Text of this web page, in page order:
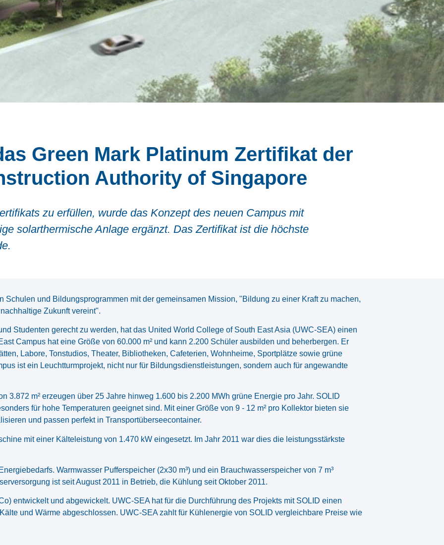
Green Mark Platinum Zertifikat der
Authority of Singapore
zu erfüllen, wurde das Konzept des neuen Campus mit
solarthermische Anlage ergänzt. Das Zertifikat ist die höchste
und Bildungsprogrammen mit der gemeinsamen Mission, "Bildung zu einer Kraft zu machen,
Zukunft vereint".
Studenten gerecht zu werden, hat das United World College of South East Asia (UWC-SEA) einen
Campus hat eine Größe von 60.000 m² und kann 2.200 Schüler ausbilden und beherbergen. Er
Labore, Tonstudios, Theater, Bibliotheken, Cafeterien, Wohnheime, Sportplätze sowie grüne
ist ein Leuchtturmprojekt, nicht nur für Bildungsdienstleistungen, sondern auch für angewandte
3.872 m² erzeugen über 25 Jahre hinweg 1.600 bis 2.200 MWh grüne Energie pro Jahr. SOLID
für hohe Temperaturen geeignet sind. Mit einer Größe von 9 - 12 m² pro Kollektor bieten sie
und passen perfekt in Transportüberseecontainer.
mit einer Kälteleistung von 1.470 kW eingesetzt. Im Jahr 2011 war dies die leistungsstärkste
Warmwasser Pufferspeicher (2x30 m³) und ein Brauchwasserspeicher von 7 m³
ist seit August 2011 in Betrieb, die Kühlung seit Oktober 2011.
entwickelt und abgewickelt. UWC-SEA hat für die Durchführung des Projekts mit SOLID einen
und Wärme abgeschlossen. UWC-SEA zahlt für Kühlenergie von SOLID vergleichbare Preise wie